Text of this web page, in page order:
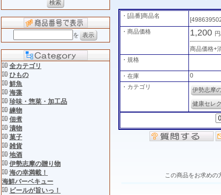
を
全カテゴリ
ひもの
鮮魚
海藻
珍味・惣菜・加工品
練物
佃煮
漬物
菓子
雑貨
地酒
伊勢志摩の贈り物
海の幸満載！
海鮮バーベキュー
ビールが旨いっ！
・[品番]商品名
・商品価格
1,200
商品価格+
・規格
・在庫
0
・カテゴリ
伊勢志摩
健康セレ
この商品をお求めの